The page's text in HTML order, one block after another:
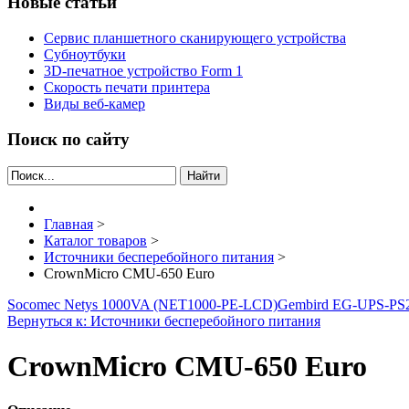
Сервис планшетного сканирующего устройства
Субноутбуки
3D-печатное устройство Form 1
Скорость печати принтера
Виды веб-камер
Поиск по сайту
Найти
Главная >
Каталог товаров >
Источники бесперебойного питания >
CrownMicro CMU-650 Euro
Socomec Netys 1000VA (NET1000-PE-LCD)Gembird EG-UPS-
Вернуться к: Источники бесперебойного питания
CrownMicro CMU-650 Euro